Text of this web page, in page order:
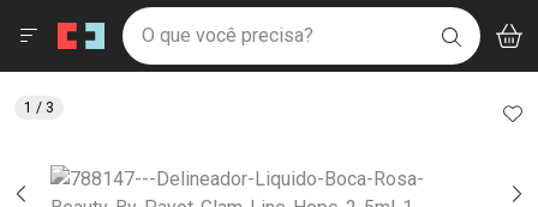
Drogaria São Paulo
Ir direto para a home
pela página
Ir direto para o conteúdo
Ir direto para a busca
Ir direto para a conta
Ir direto para a notificações
Ir direto para o carrinho
Faça a sua busca
O que você precisa? BUSCAR
Menu
1 / 3